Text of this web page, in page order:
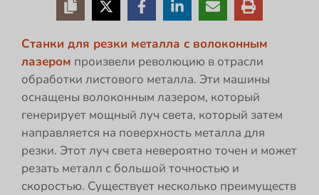
Станки для резки металла с волоконным
лазером произвели революцию в отрасли
обработки листового металла. Эти машины
оснащены волоконным лазером, который
генерирует мощный луч света, который затем
направляется на поверхность металла для
резки. Этот луч света невероятно точен и может
резать металл с большой точностью и
скоростью. Существует несколько преимуществ